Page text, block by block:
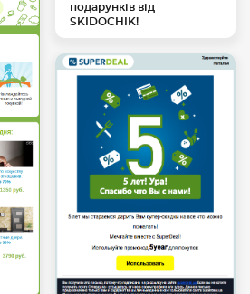
подарунків від
SKIDOCHIK!